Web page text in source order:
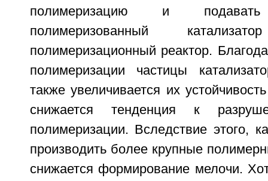
полимеризацию и подавать
полимеризованный
полимеризационный реактор.
полимеризации частицы
также увеличивается их
снижается тенденция к
полимеризации. Вследствие этого,
производить более крупные
снижается формирование мелочи.